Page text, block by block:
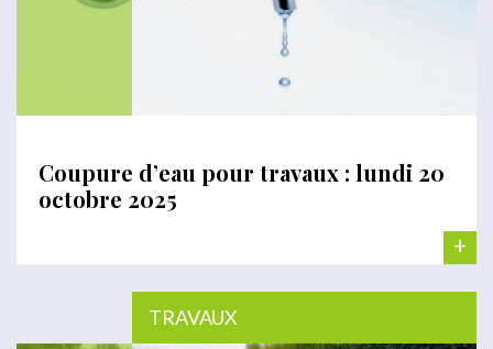
Coupure d’eau pour travaux : lundi 20
octobre 2025
+
TRAVAUX